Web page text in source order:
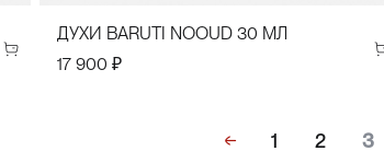
ДУХИ BARUTI NOOUD 30 МЛ
17 900 ₽
1 2 3